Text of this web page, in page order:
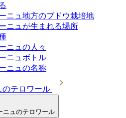
ニュ地方のブドウ栽培地
ニュが生まれる場所
ニュの人々
ニュボトル
ニュの名称
のテロワール
ニュのテロワール